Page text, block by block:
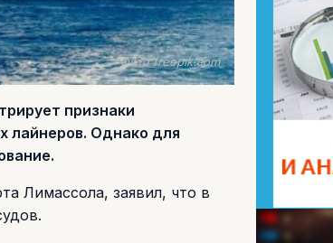
Фото freepik.com
признаки
лайнеров. Однако для
Лимассола, заявил, что в